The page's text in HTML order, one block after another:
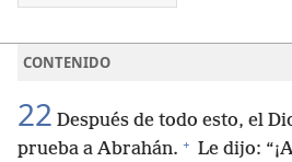
CONTENIDO
22 Después de todo esto, el
prueba a Abrahán. + Le dijo: